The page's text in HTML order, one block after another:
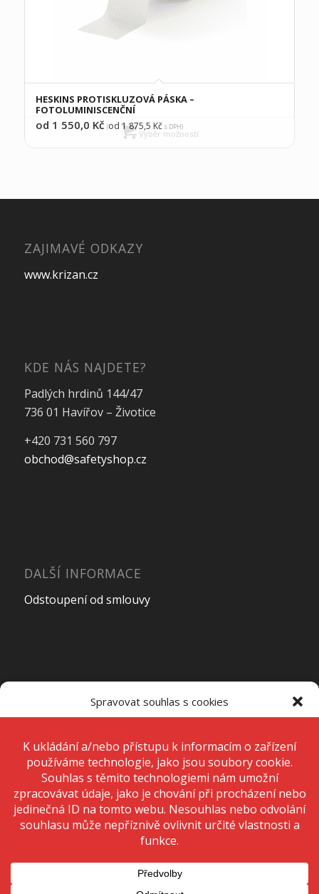
Spravovat souhlas s cookies
technologie, jako jsou soubory cookie. Děláme to, abychom zlepšili
zážitek z prohlížení a zobrazovali personalizované reklamy. Souhlas s
těmito technologiemi nám umožní zpracovávat údaje, jako je chování
při procházení nebo jedinečná ID na tomto webu. Nesouhlas nebo
odvolání souhlasu může nepříznivě ovlivnit určité vlastnosti a funkce.
Přijmout
Odmítnout
HESKINS PROTISKLUZOVÁ PÁSKA –
FOTOLUMINISCENČNÍ
od 1 550,0 Kč (od 1 875,5 Kčs DPH)
Výběr možností
ZAJIMAVÉ ODKAZY
www.krizan.cz
KDE NÁS NAJDETE?
Padlých hrdinů 144/47
736 01 Havířov – Životice
+420 731 560 797
obchod@safetyshop.cz
DALŠÍ INFORMACE
Odstoupení od smlouvy
Pondělí – Pátek7:00 – 15:00
SobotaZavřeno
NeděleZavřeno